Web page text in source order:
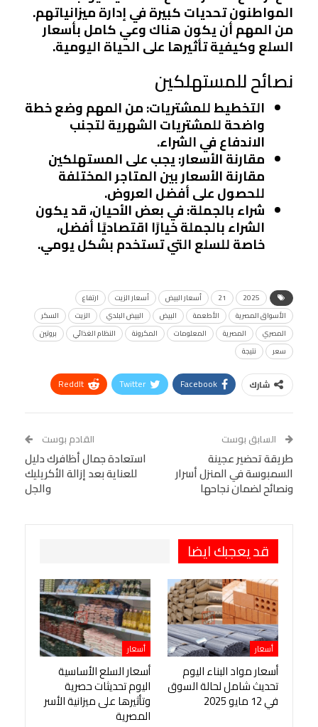
المواطنون تحديات كبيرة في إدارة ميزانياتهم.
من المهم أن يكون هناك وعي كامل بأسعار
السلع وكيفية تأثيرها على الحياة اليومية.
نصائح للمستهلكين
التخطيط للمشتريات: من المهم وضع خطة
واضحة للمشتريات الشهرية لتجنب
الاندفاع في الشراء.
مقارنة الأسعار: يجب على المستهلكين
مقارنة الأسعار بين المتاجر المختلفة
للحصول على أفضل العروض.
شراء بالجملة: في بعض الأحيان، قد يكون
الشراء بالجملة خيارًا اقتصاديًا أفضل،
خاصة للسلع التي تستخدم بشكل يومي.
2025
21 أسعار البيض أسعار الزيت
ارتفاع
الأسواق المصرية
الأطعمة البيض البيض البلدي الزيت
السكر
المصري
المصرية المعلومات المكرونة النظام الغذائي
بروتين
سعر
نتيجة
شارك Facebook
Twitter
ReddIt
Tumblr
البريد الإلكتروني
StumbleUpon
VK
Digg
LINE
BlackBerry
Viber
السابق بوست
طريقة تحضير عجينة
السمبوسة في المنزل أسرار
ونصائح لضمان نجاحها
القادم بوست
استعادة جمال أظافرك دليل
للعناية بعد إزالة الأكريليك
والجل
قد يعجبك ايضا
أسعار
أسعار مواد البناء اليوم
تحديث شامل لحالة السوق
في 12 مايو 2025
أسعار
أسعار السلع الأساسية
اليوم تحديثات حصرية
وتأثيرها على ميزانية الأسر
المصرية